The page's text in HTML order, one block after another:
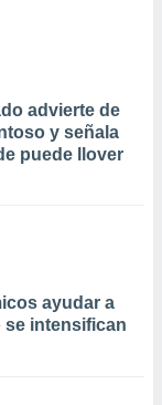
advierte de
y señala
puede llover
ayudar a
intensifican